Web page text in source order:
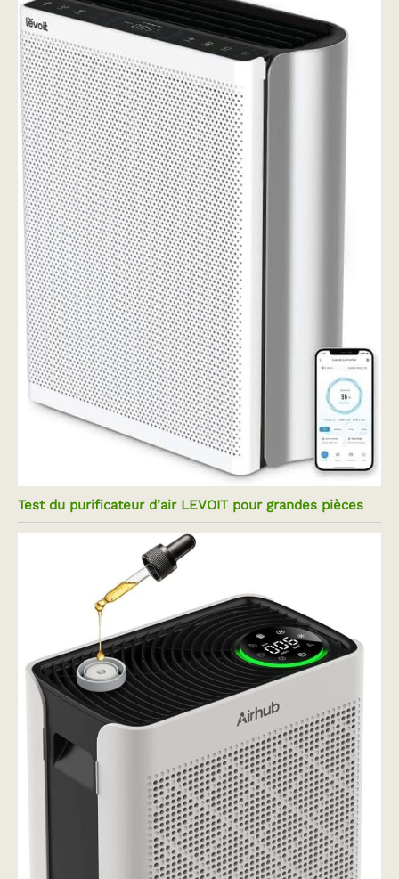
Test du purificateur d’air LEVOIT pour grandes pièces